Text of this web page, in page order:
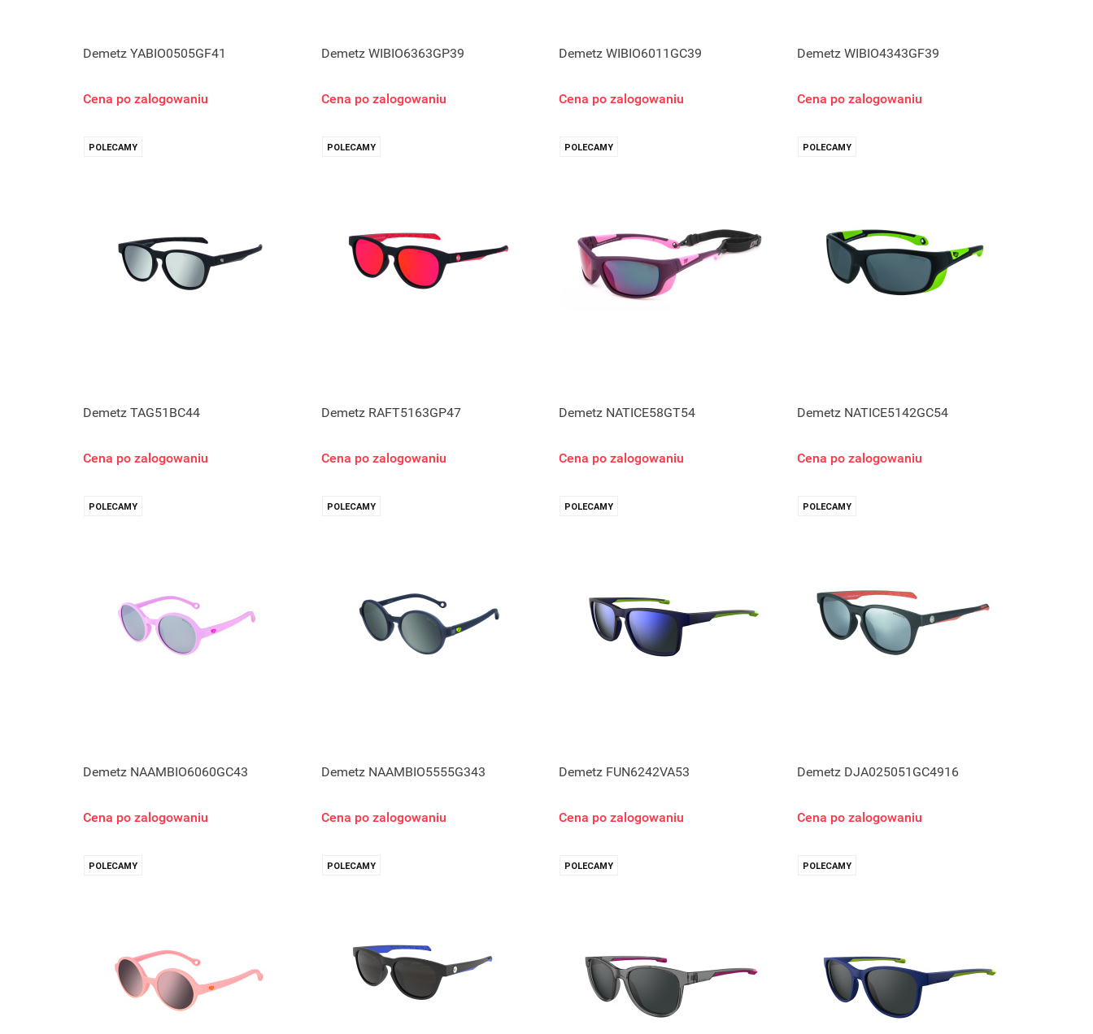
Demetz YABIO0505GF41
Cena po zalogowaniu
Demetz WIBIO6363GP39
Cena po zalogowaniu
Demetz WIBIO6011GC39
Cena po zalogowaniu
Demetz WIBIO4343GF39
Cena po zalogowaniu
POLECAMY
Demetz TAG51BC44
Cena po zalogowaniu
POLECAMY
Demetz RAFT5163GP47
Cena po zalogowaniu
POLECAMY
Demetz NATICE58GT54
Cena po zalogowaniu
POLECAMY
Demetz NATICE5142GC54
Cena po zalogowaniu
POLECAMY
Demetz NAAMBIO6060GC43
Cena po zalogowaniu
POLECAMY
Demetz NAAMBIO5555G343
Cena po zalogowaniu
POLECAMY
Demetz FUN6242VA53
Cena po zalogowaniu
POLECAMY
Demetz DJA025051GC4916
Cena po zalogowaniu
POLECAMY POLECAMY POLECAMY POLECAMY